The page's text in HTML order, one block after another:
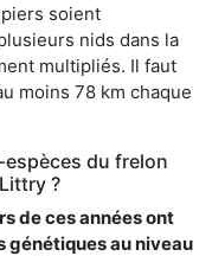
soient
nids dans la
multipliés. Il faut
moins 78 km chaque
du frelon
?
de ces années ont
au niveau